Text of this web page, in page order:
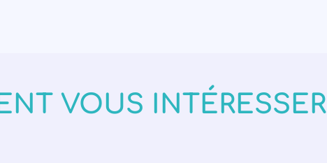
VOUS INTÉRESSER